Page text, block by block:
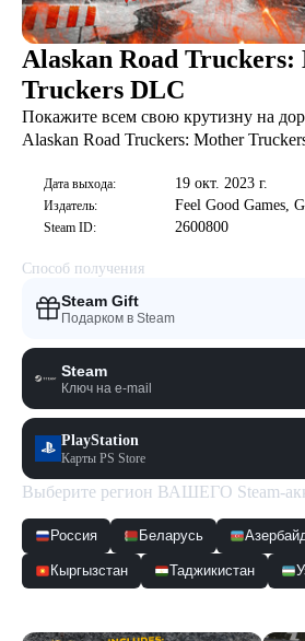
Alaskan Road
Truckers DLC
Покажите всем свою крутизну на
Alaskan Road Truckers: Mother
Дата выхода: 19 окт. 2023 г.
Издатель: Feel Good Games,
Steam ID: 2600800
Способ получения
Steam Gift
Подарком в Steam
Steam
Ключ на e-mail
PlayStation
Карты PS Store
Выберите регион ВАШЕГО Steam-
Россия Беларусь
Кыргызстан Таджикистан